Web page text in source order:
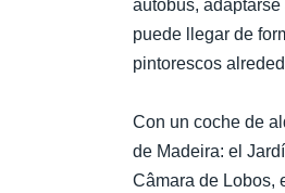
autobús,
puede llegar de
pintorescos
Con un coche de
de Madeira: el
Câmara de Lobos,